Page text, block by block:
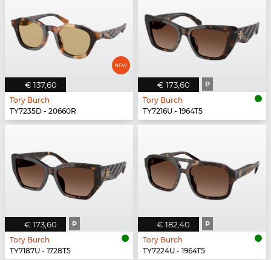
€ 137,60
Tory Burch
TY7235D - 20660R
€ 173,60 P
Tory Burch
TY7216U - 1964T5
€ 173,60 P
Tory Burch
TY7187U - 1728T5
€ 182,40 P
Tory Burch
TY7224U - 1964T5